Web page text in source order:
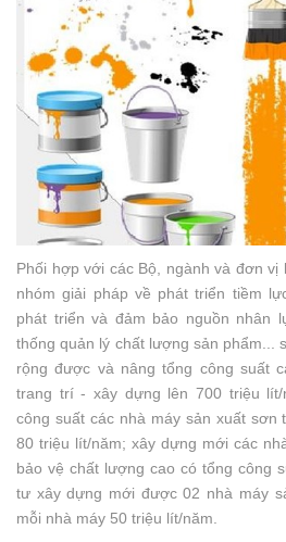
Phối hợp với các Bộ, ngành và đơn
nhóm giải pháp về phát triển tiềm
phát triển và đảm bảo nguồn nhân
thống quản lý chất lượng sản phẩm...
rộng được và nâng tổng công suất
trang trí - xây dựng lên 700 triệu
công suất các nhà máy sản xuất sơn
80 triệu lít/năm; xây dựng mới các
bảo vệ chất lượng cao có tổng công
tư xây dựng mới được 02 nhà máy
mỗi nhà máy 50 triệu lít/năm.